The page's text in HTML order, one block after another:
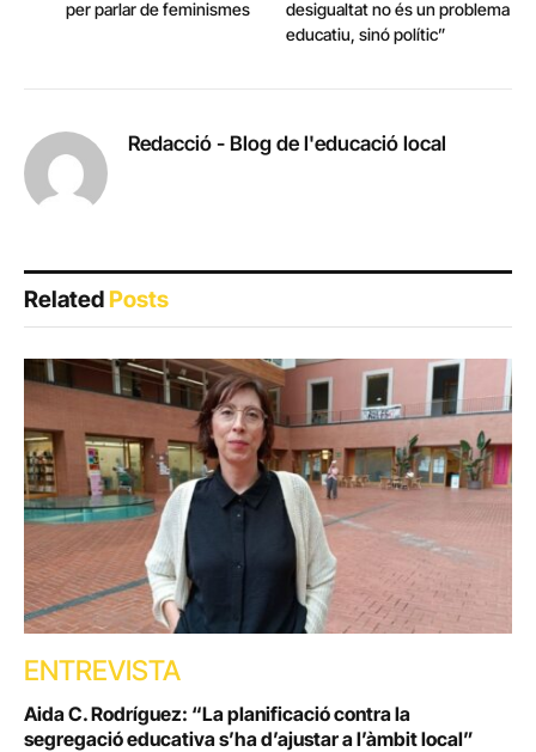
per parlar de feminismes
desigualtat no és un problema
educatiu, sinó polític”
Redacció - Blog de l'educació local
RelatedPosts
ENTREVISTA
Aida C. Rodríguez: “La planificació contra la
segregació educativa s’ha d’ajustar a l’àmbit local”